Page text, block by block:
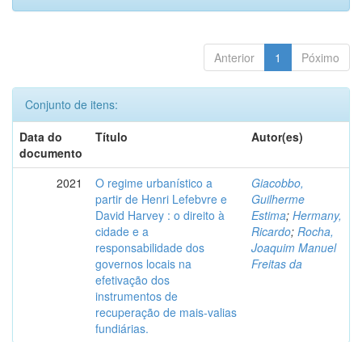
Anterior 1 Póximo
Conjunto de itens:
Data do
documento
Título Autor(es)
2021
O regime urbanístico a
partir de Henri Lefebvre e
David Harvey : o direito à
cidade e a
responsabilidade dos
governos locais na
efetivação dos
instrumentos de
recuperação de mais-valias
fundiárias.
Giacobbo,
Guilherme
Estima; Hermany,
Ricardo; Rocha,
Joaquim Manuel
Freitas da